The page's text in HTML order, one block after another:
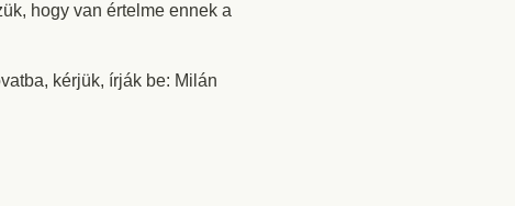
hogy van értelme ennek a
kérjük, írják be: Milán